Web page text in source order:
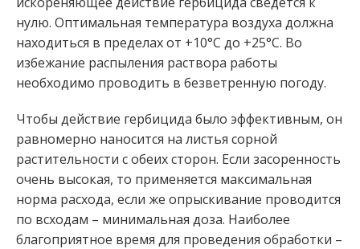
нулю. Оптимальная температура воздуха должна
находиться в пределах от +10°C до +25°C. Во
избежание распыления раствора работы
необходимо проводить в безветренную погоду.
Чтобы действие гербицида было эффективным, он
равномерно наносится на листья сорной
растительности с обеих сторон. Если засоренность
очень высокая, то применяется максимальная
норма расхода, если же опрыскивание проводится
по всходам – минимальная доза. Наиболее
благоприятное время для проведения обработки –